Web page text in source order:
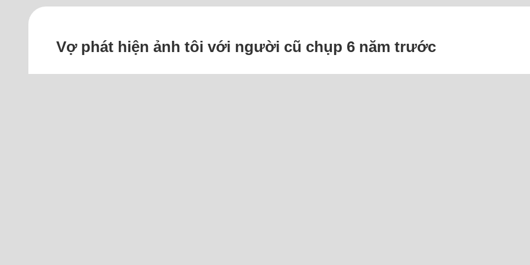
Vợ phát hiện ảnh tôi với người cũ chụp 6 năm trước